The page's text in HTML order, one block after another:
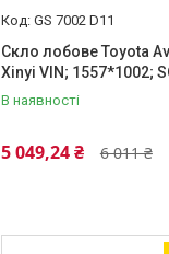
GS 7002 D11
Скло лобове Toyota
Xinyi VIN; 1557*1002;
В наявності
6 011 ₴
5 049,24 ₴